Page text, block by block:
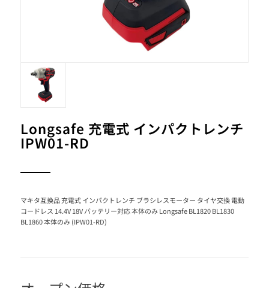
Longsafe 充電式 インパクトレンチ
IPW01-RD
マキタ互換品 充電式 インパクトレンチ ブラシレスモーター タイヤ交換 電動
コードレス 14.4V 18V バッテリー対応 本体のみ Longsafe BL1820 BL1830
BL1860 本体のみ (IPW01-RD)